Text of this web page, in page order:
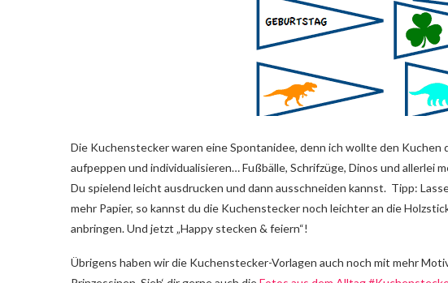
Die Kuchenstecker waren eine Spontanidee, denn ich wollte den
aufpeppen und individualisieren… Fußbälle, Schrifzüge, Dinos und allerlei
Du spielend leicht ausdrucken und dann ausschneiden kannst. Tipp:
mehr Papier, so kannst du die Kuchenstecker noch leichter an die
anbringen. Und jetzt „Happy stecken & feiern“!
Übrigens haben wir die Kuchenstecker-Vorlagen auch noch mit mehr